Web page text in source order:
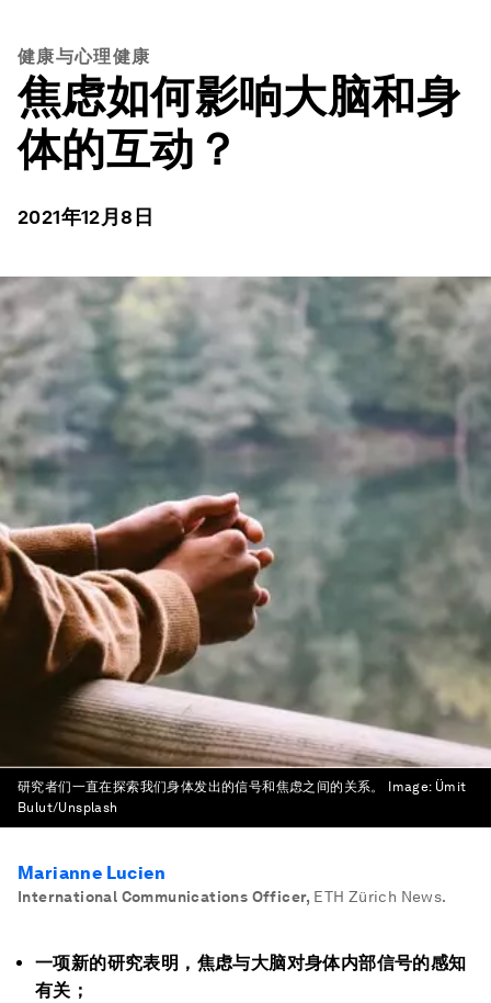
健康与心理健康
焦虑如何影响大脑和身
体的互动？
2021年12月8日
研究者们一直在探索我们身体发出的信号和焦虑之间的关系。 Image: Ümit
Bulut/Unsplash
Marianne Lucien
International Communications Officer, ETH Zürich News.
一项新的研究表明，焦虑与大脑对身体内部信号的感知
有关；